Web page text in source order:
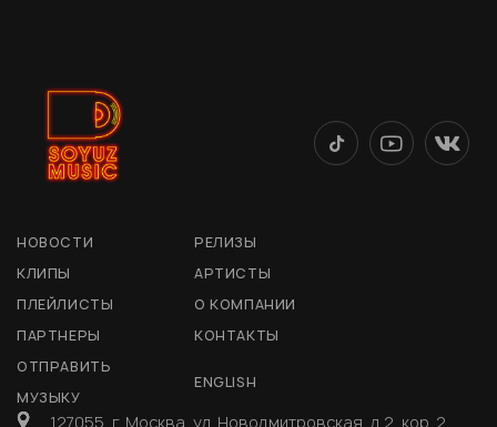
НОВОСТИ
РЕЛИЗЫ
КЛИПЫ
АРТИСТЫ
ПЛЕЙЛИСТЫ
О КОМПАНИИ
ПАРТНЕРЫ
КОНТАКТЫ
ОТПРАВИТЬ
МУЗЫКУ
ENGLISH
127055, г. Москва, ул. Новодмитровская, д 2, кор. 2